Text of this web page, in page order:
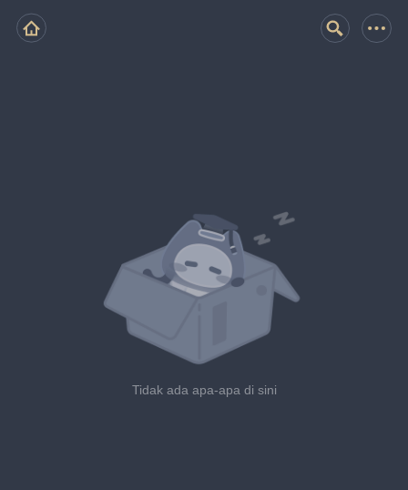
Tidak ada apa-apa di sini